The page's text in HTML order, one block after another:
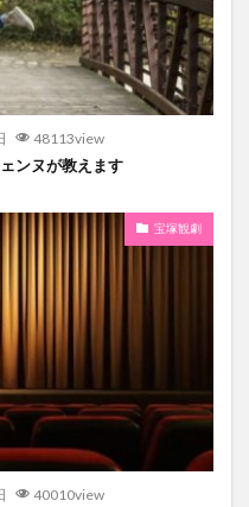
48113view
ンヌが教えます
宝塚観劇
40010view